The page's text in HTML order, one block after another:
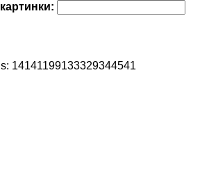
14141199133329344541